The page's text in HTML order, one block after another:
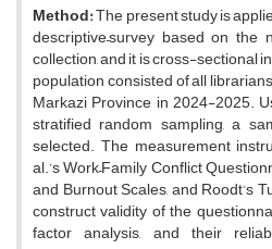
Method:The present study is
descriptive–survey based on
collection, and it is cross-sectional
population consisted of all
Markazi Province in 2024-2025.
stratified random sampling, a
selected. The measurement
al.’s Work–Family Conflict
and Burnout Scales, and Roodt’s
construct validity of the
factor analysis, and their